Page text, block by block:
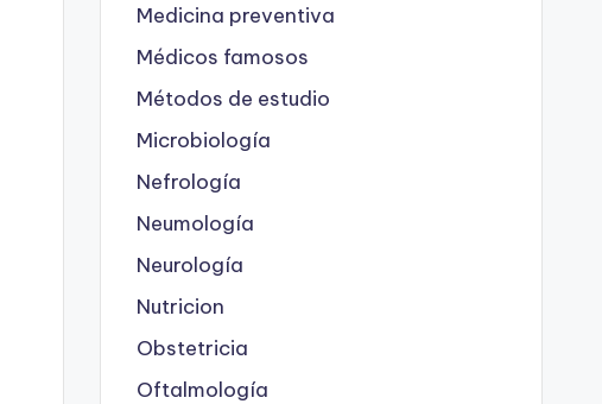
Medicina preventiva
Médicos famosos
Métodos de estudio
Microbiología
Nefrología
Neumología
Neurología
Nutricion
Obstetricia
Oftalmología